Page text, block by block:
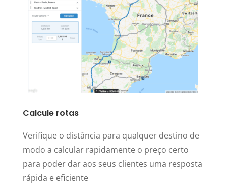
Calcule rotas
Verifique o distância para qualquer destino de
modo a calcular rapidamente o preço certo
para poder dar aos seus clientes uma resposta
rápida e eficiente